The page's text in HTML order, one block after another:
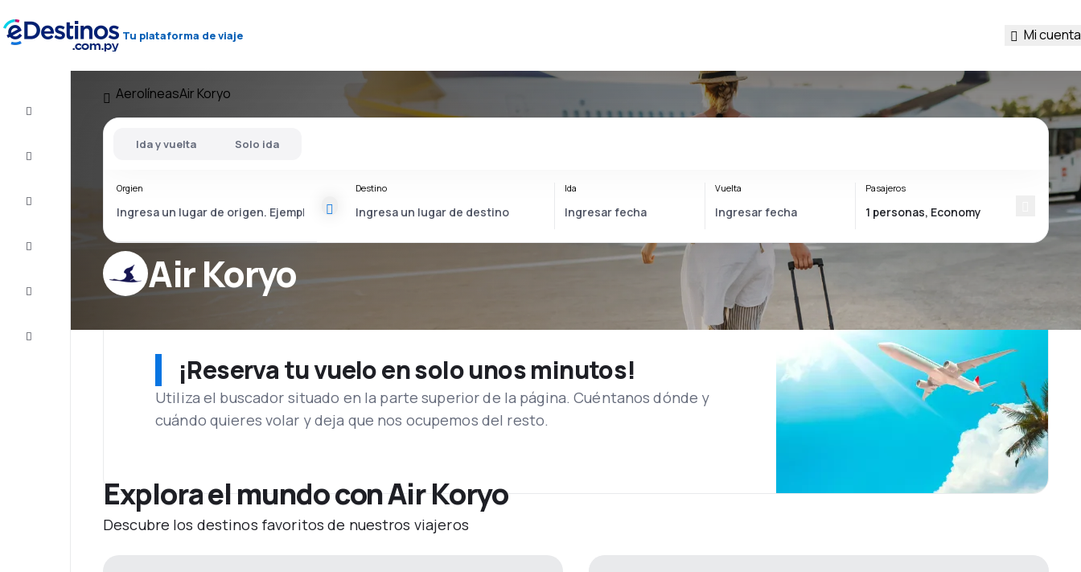
Tu plataforma de viaje Mi cuenta
Atención
AerolíneasAir Koryo
Air Koryo
Ida y vuelta Solo ida
Orgien Destino Ida Vuelta Pasajeros
¡Reserva tu vuelo en solo unos minutos!
Utiliza el buscador situado en la parte superior de la página. Cuéntanos dónde y
cuándo quieres volar y deja que nos ocupemos del resto.
Explora el mundo con Air Koryo
Descubre los destinos favoritos de nuestros viajeros